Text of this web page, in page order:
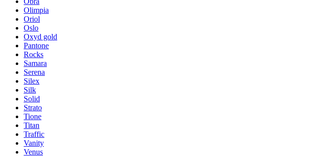
Olimpia
Oriol
Oslo
Oxyd gold
Pantone
Rocks
Samara
Serena
Silex
Silk
Solid
Strato
Tione
Titan
Traffic
Vanity
Venus